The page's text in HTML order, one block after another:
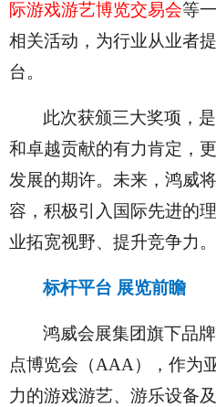
际游戏游艺博览交易会等
相关活动，为行业从业者
台。
此次获颁三大奖项，
和卓越贡献的有力肯定，
发展的期许。未来，鸿威
容，积极引入国际先进的
业拓宽视野、提升竞争力。
标杆平台 展览前瞻
鸿威会展集团旗下品
点博览会（AAA），作为
力的游戏游艺、游乐设备